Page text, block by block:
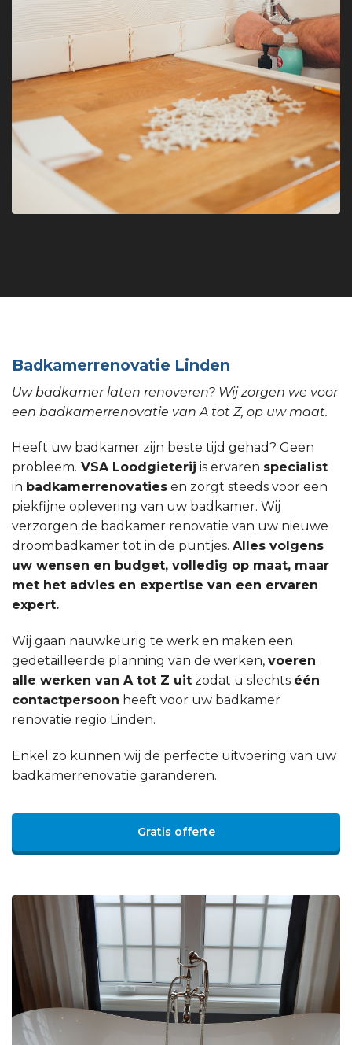
Badkamerrenovatie Linden
Uw badkamer laten renoveren? Wij zorgen we voor
een badkamerrenovatie van A tot Z, op uw maat.
Heeft uw badkamer zijn beste tijd gehad? Geen
probleem. VSA Loodgieterij is ervaren specialist
in badkamerrenovaties en zorgt steeds voor een
piekfijne oplevering van uw badkamer. Wij
verzorgen de badkamer renovatie van uw nieuwe
droombadkamer tot in de puntjes. Alles volgens
uw wensen en budget, volledig op maat, maar
met het advies en expertise van een ervaren
expert.
Wij gaan nauwkeurig te werk en maken een
gedetailleerde planning van de werken, voeren
alle werken van A tot Z uit zodat u slechts één
contactpersoon heeft voor uw badkamer
renovatie regio Linden.
Enkel zo kunnen wij de perfecte uitvoering van uw
badkamerrenovatie garanderen.
Gratis offerte